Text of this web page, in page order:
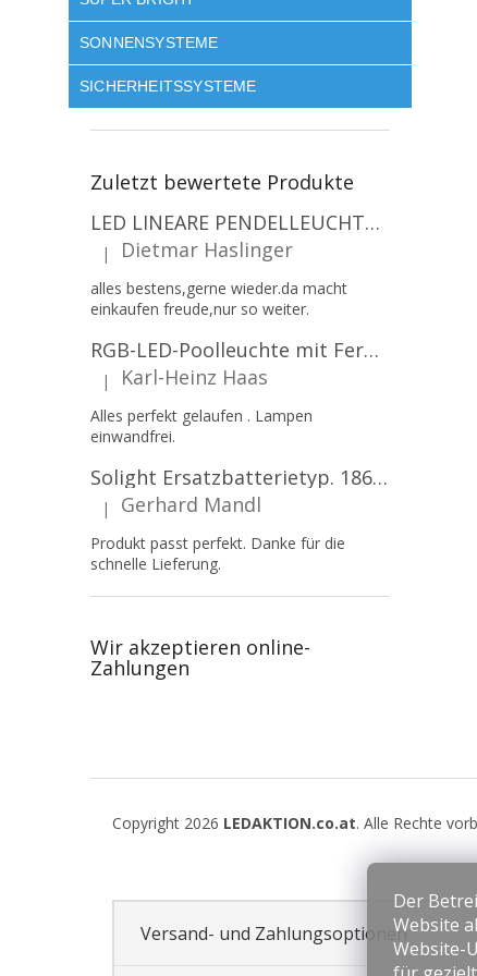
Der
Website
Website-
SONNENSYSTEME
SICHERHEITSSYSTEME
Zuletzt bewertete Produkte
LED LINEARE PENDELLEUCHTE EXECULINE 120CM, 30W, 3750LM, 96°, 4000K, IP20, WEISS [207806]
Die Produktbewertung beträgt 5 von 5 Sternen.
| Dietmar Haslinger
alles bestens,gerne wieder.da macht
einkaufen freude,nur so weiter.
RGB-LED-Poolleuchte mit Fernbedienung, 12W, 1260lm, PAR56, 12V, 1+1 gratis!
Die Produktbewertung beträgt 5 von 5 Sternen.
| Karl-Heinz Haas
Alles perfekt gelaufen . Lampen
einwandfrei.
Solight Ersatzbatterietyp. 18650, 3,7 V, Li-Ion, 2200 mAh [WN900]
Die Produktbewertung beträgt 5 von 5 Sternen.
| Gerhard Mandl
Produkt passt perfekt. Danke für die
schnelle Lieferung.
Wir akzeptieren online-
Zahlungen
Copyright 2026 LEDAKTION.co.at. Alle Rechte
Versand- und Zahlungsoptionen